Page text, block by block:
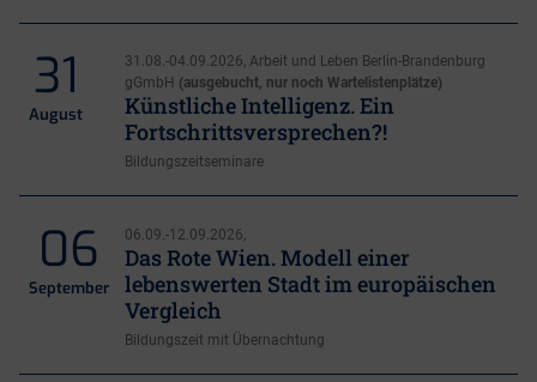
31
August
31.08.-04.09.2026, Arbeit und Leben Berlin-Brandenburg
gGmbH (ausgebucht, nur noch Wartelistenplätze)
Künstliche Intelligenz. Ein
Fortschrittsversprechen?!
Bildungszeitseminare
06
September
06.09.-12.09.2026,
Das Rote Wien. Modell einer
lebenswerten Stadt im europäischen
Vergleich
Bildungszeit mit Übernachtung